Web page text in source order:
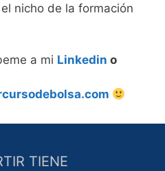
nicho de la formación
a mi Linkedin o
TIENE